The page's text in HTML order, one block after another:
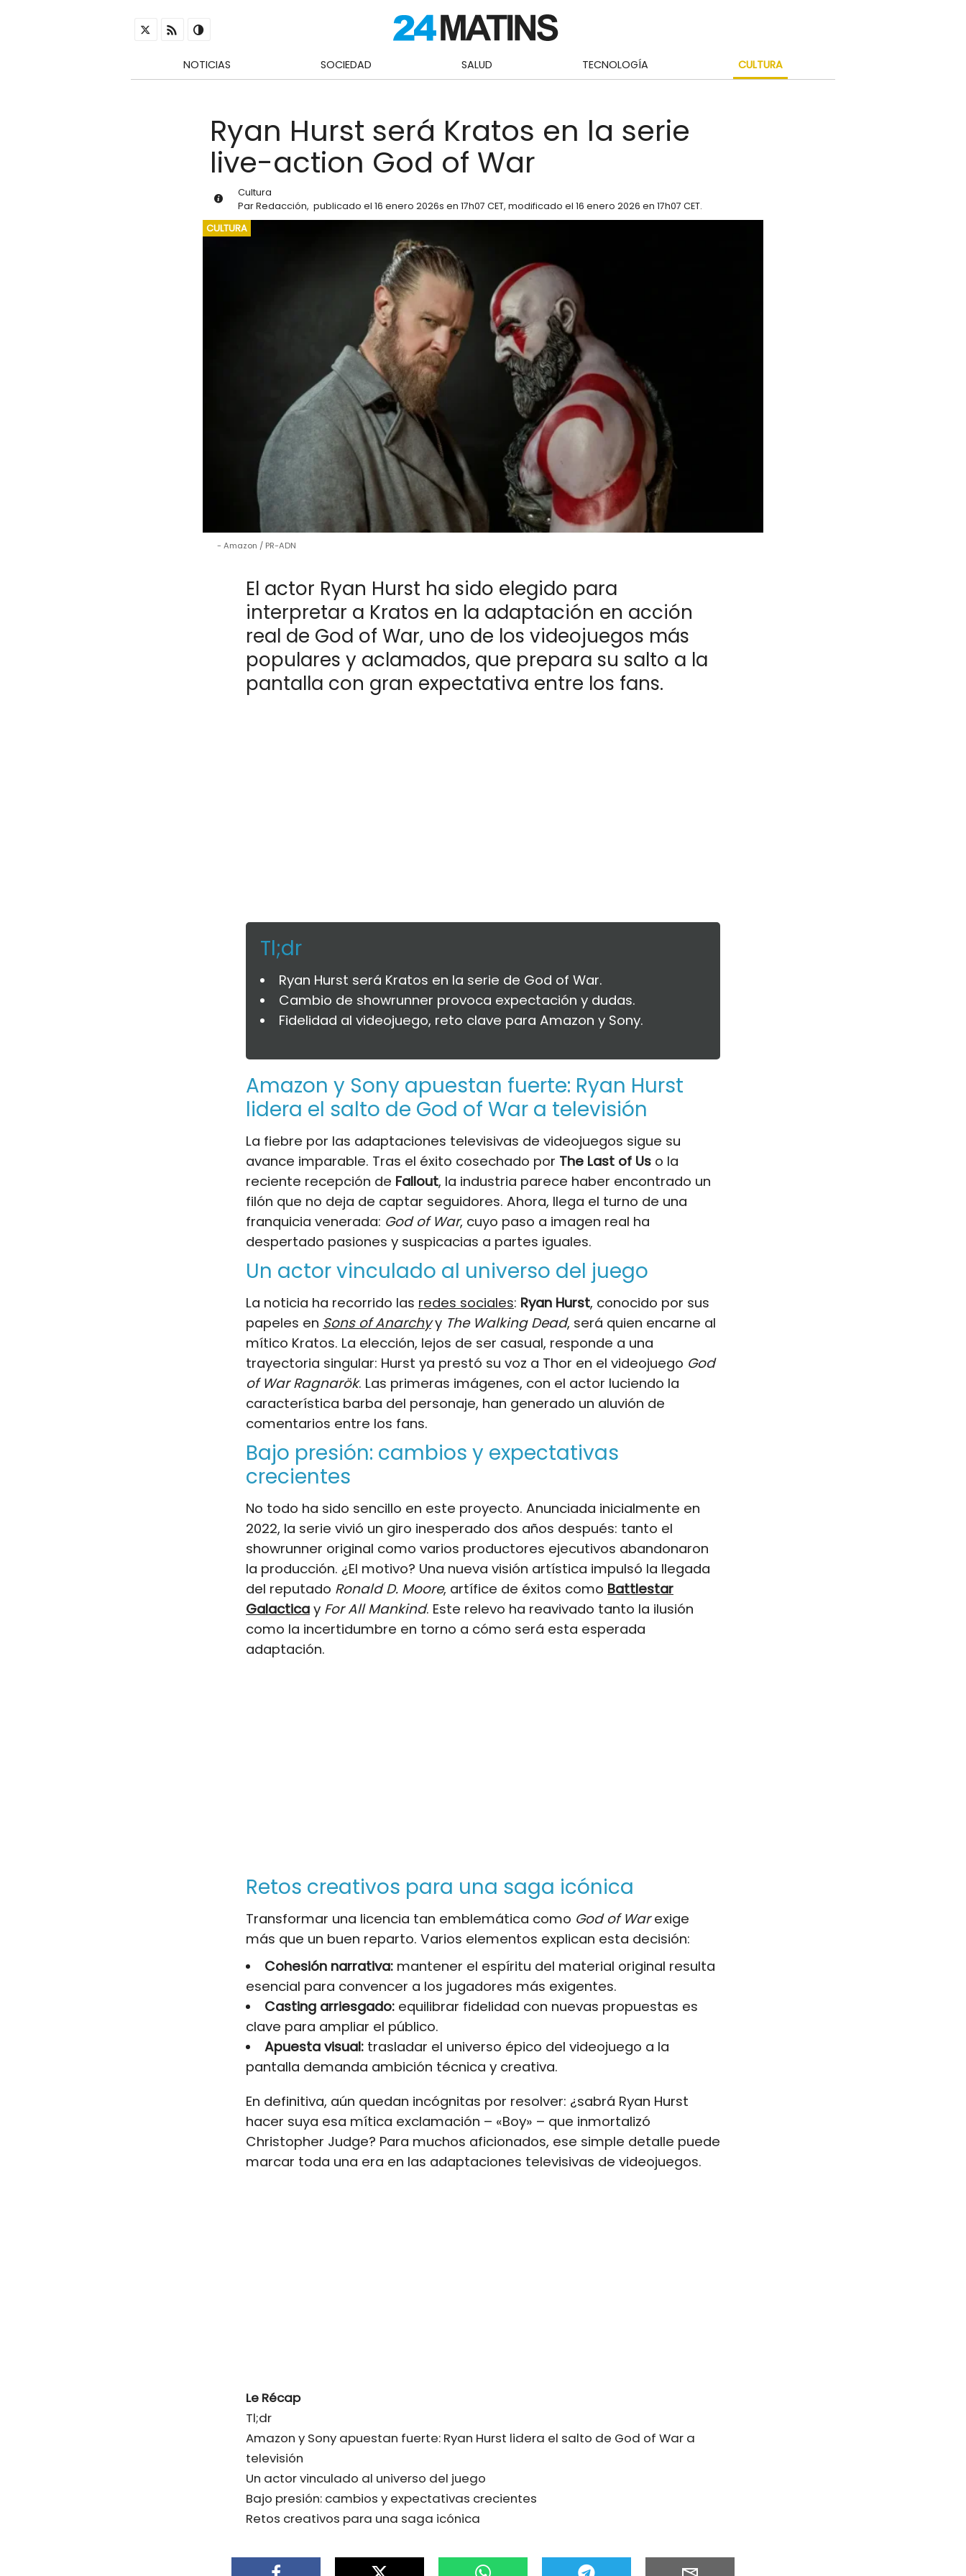
NOTICIAS SOCIEDAD SALUD TECNOLOGÍA CULTURA
Ryan Hurst será Kratos en la serie
live-action God of War
Cultura
ParRedacción, publicado el 16 enero 2026s en 17h07 CET, modificado el 16 enero 2026 en 17h07 CET.
CULTURA
Amazon / PR-ADN
El actor Ryan Hurst ha sido elegido para
interpretar a Kratos en la adaptación en acción
real de God of War, uno de los videojuegos más
populares y aclamados, que prepara su salto a la
pantalla con gran expectativa entre los fans.
Tl;dr
Ryan Hurst será Kratos en la serie de God of War.
Cambio de showrunner provoca expectación y dudas.
Fidelidad al videojuego, reto clave para Amazon y Sony.
Amazon y Sony apuestan fuerte: Ryan Hurst
lidera el salto de God of War a televisión
La fiebre por las adaptaciones televisivas de videojuegos sigue su
avance imparable. Tras el éxito cosechado por The Last of Us o la
reciente recepción de Fallout, la industria parece haber encontrado un
filón que no deja de captar seguidores. Ahora, llega el turno de una
franquicia venerada: God of War, cuyo paso a imagen real ha
despertado pasiones y suspicacias a partes iguales.
Un actor vinculado al universo del juego
La noticia ha recorrido las redes sociales: Ryan Hurst, conocido por sus
papeles en Sons of Anarchyy The Walking Dead, será quien encarne al
mítico Kratos. La elección, lejos de ser casual, responde a una
trayectoria singular: Hurst ya prestó su voz a Thor en el videojuego God
of War Ragnarök. Las primeras imágenes, con el actor luciendo la
característica barba del personaje, han generado un aluvión de
comentarios entre los fans.
Bajo presión: cambios y expectativas
crecientes
No todo ha sido sencillo en este proyecto. Anunciada inicialmente en
2022, la serie vivió un giro inesperado dos años después: tanto el
showrunner original como varios productores ejecutivos abandonaron
la producción. ¿El motivo? Una nueva visión artística impulsó la llegada
del reputado Ronald D. Moore, artífice de éxitos como Battlestar
Galactica y For All Mankind. Este relevo ha reavivado tanto la ilusión
como la incertidumbre en torno a cómo será esta esperada
adaptación.
Retos creativos para una saga icónica
Transformar una licencia tan emblemática como God of Warexige
más que un buen reparto. Varios elementos explican esta decisión:
Cohesión narrativa:mantener el espíritu del material original resulta
esencial para convencer a los jugadores más exigentes.
Casting arriesgado:equilibrar fidelidad con nuevas propuestas es
clave para ampliar el público.
Apuesta visual:trasladar el universo épico del videojuego a la
pantalla demanda ambición técnica y creativa.
En definitiva, aún quedan incógnitas por resolver: ¿sabrá Ryan Hurst
hacer suya esa mítica exclamación – «Boy» – que inmortalizó
Christopher Judge? Para muchos aficionados, ese simple detalle puede
marcar toda una era en las adaptaciones televisivas de videojuegos.
Le Récap
Tl;dr
Amazon y Sony apuestan fuerte: Ryan Hurst lidera el salto de God of War a
televisión
Un actor vinculado al universo del juego
Bajo presión: cambios y expectativas crecientes
Retos creativos para una saga icónica